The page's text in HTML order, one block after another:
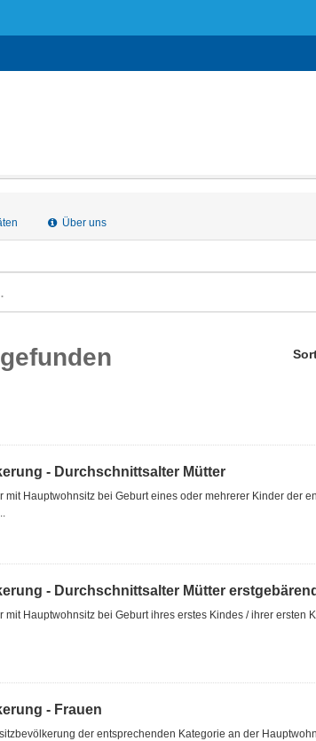
Über uns
- Durchschnittsalter Mütter
mit Hauptwohnsitz bei Geburt eines oder mehrerer Kinder der
- Durchschnittsalter Mütter erstgebärend
mit Hauptwohnsitz bei Geburt ihres erstes Kindes / ihrer ersten
- Frauen
der entsprechenden Kategorie an der